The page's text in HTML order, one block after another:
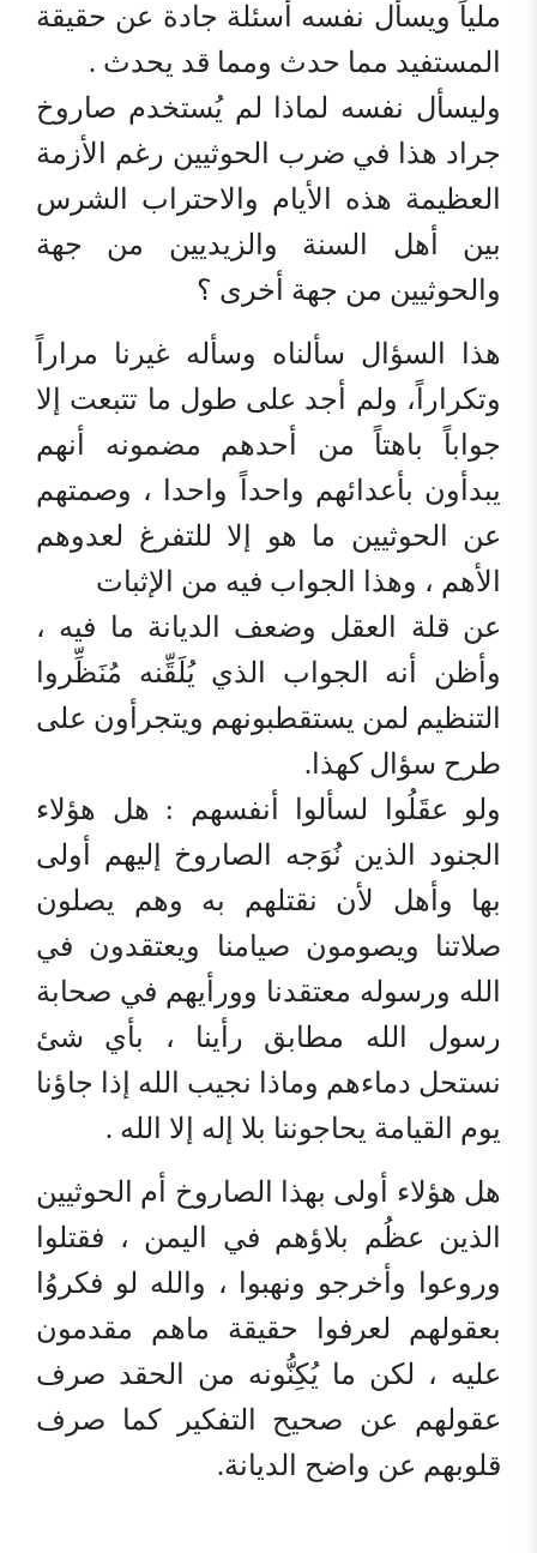
ملياً ويسأل نفسه أسئلة جادة عن حقيقة
المستفيد مما حدث ومما قد يحدث .
وليسأل نفسه لماذا لم يُستخدم صاروخ
جراد هذا في ضرب الحوثيين رغم الأزمة
العظيمة هذه الأيام والاحتراب الشرس
بين أهل السنة والزيديين من جهة
والحوثيين من جهة أخرى ؟
هذا السؤال سألناه وسأله غيرنا مراراً
وتكراراً، ولم أجد على طول ما تتبعت إلا
جواباً باهتاً من أحدهم مضمونه أنهم
يبدأون بأعدائهم واحداً واحدا ، وصمتهم
عن الحوثيين ما هو إلا للتفرغ لعدوهم
الأهم ، وهذا الجواب فيه من الإثبات
عن قلة العقل وضعف الديانة ما فيه ،
وأظن أنه الجواب الذي يُلَقِّنه مُنَظِّروا
التنظيم لمن يستقطبونهم ويتجرأون على
طرح سؤال كهذا.
ولو عقَلُوا لسألوا أنفسهم : هل هؤلاء
الجنود الذين نُوَجه الصاروخ إليهم أولى
بها وأهل لأن نقتلهم به وهم يصلون
صلاتنا ويصومون صيامنا ويعتقدون في
الله ورسوله معتقدنا وورأيهم في صحابة
رسول الله مطابق رأينا ، بأي شئ
نستحل دماءهم وماذا نجيب الله إذا جاؤنا
يوم القيامة يحاجوننا بلا إله إلا الله .
هل هؤلاء أولى بهذا الصاروخ أم الحوثيين
الذين عظُم بلاؤهم في اليمن ، فقتلوا
وروعوا وأخرجو ونهبوا ، والله لو فكروُا
بعقولهم لعرفوا حقيقة ماهم مقدمون
عليه ، لكن ما يُكِنُّونه من الحقد صرف
عقولهم عن صحيح التفكير كما صرف
قلوبهم عن واضح الديانة.